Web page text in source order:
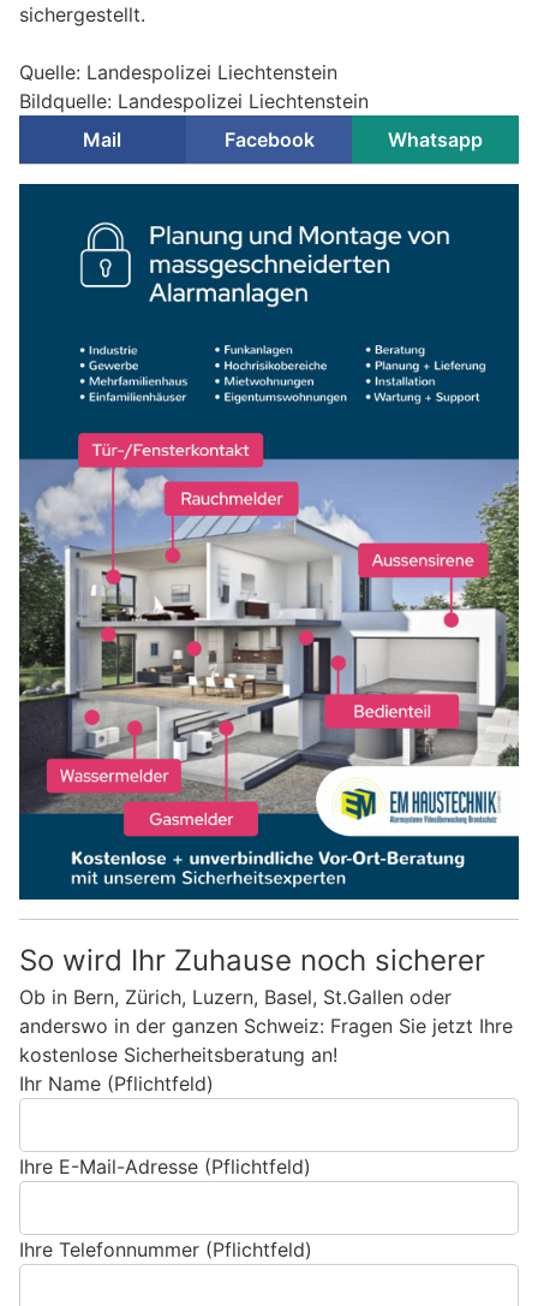
sichergestellt.
Quelle: Landespolizei Liechtenstein
Bildquelle: Landespolizei Liechtenstein
Mail
Facebook Whatsapp
So wird Ihr Zuhause noch sicherer
Ob in Bern, Zürich, Luzern, Basel, St.Gallen oder
anderswo in der ganzen Schweiz: Fragen Sie jetzt Ihre
kostenlose Sicherheitsberatung an!
Ihr Name (Pflichtfeld)
Ihre E-Mail-Adresse (Pflichtfeld)
Ihre Telefonnummer (Pflichtfeld)